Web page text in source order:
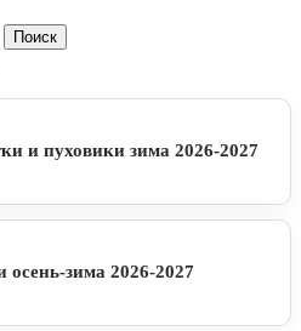
Поиск
и пуховики зима 2026-2027
зима 2026-2027